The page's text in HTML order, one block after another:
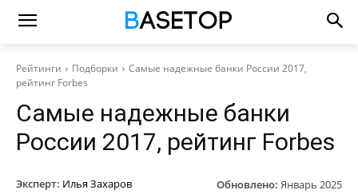
Рейтинги Подборки
Самые надежные банки России 2017,
рейтинг Forbes
Самые надежные банки
России 2017, рейтинг Forbes
Эксперт: Илья Захаров Обновлено: Январь 2025